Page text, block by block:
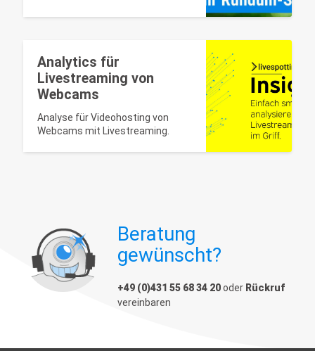
Analytics für
Livestreaming von
Webcams
Analyse für Videohosting von
Webcams mit Livestreaming.
Beratung
gewünscht?
+49 (0)431 55 68 34 20oder Rückruf
vereinbaren